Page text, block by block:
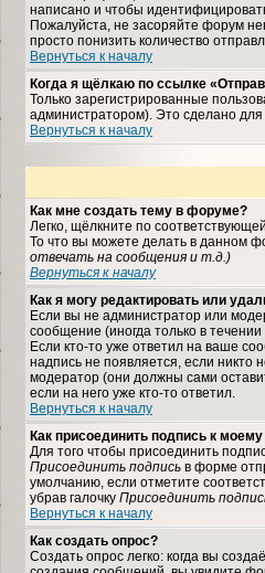
написано и чтобы
Пожалуйста, не засоряйте форум
просто понизить количество
Вернуться к началу
Когда я щёлкаю по ссылке
Только зарегистрированные
администратором). Это сделано
Вернуться к началу
Как мне создать тему в форуме?
Легко, щёлкните по
То что вы можете делать в данном
отвечать на сообщения и т.д.)
Вернуться к началу
Как я могу редактировать или
Если вы не администратор или
сообщение (иногда только в
Если кто-то уже ответил на ваше
надпись не появляется, если
модератор (они должны сами
если на него уже кто-то ответил.
Вернуться к началу
Как присоединить подпись к
Для того чтобы присоединить
Присоединить подпись в форме
умолчанию, если отметите
убрав галочку Присоединить
Вернуться к началу
Как создать опрос?
Создать опрос легко: когда вы